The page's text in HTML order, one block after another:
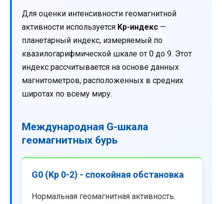
Для оценки интенсивности геомагнитной
активности используется Kp-индекс —
планетарный индекс, измеряемый по
квазилогарифмической шкале от 0 до 9. Этот
индекс рассчитывается на основе данных
магнитометров, расположенных в средних
широтах по всему миру.
Международная G-шкала
геомагнитных бурь
G0 (Kp 0-2) - спокойная обстановка
Нормальная геомагнитная активность.